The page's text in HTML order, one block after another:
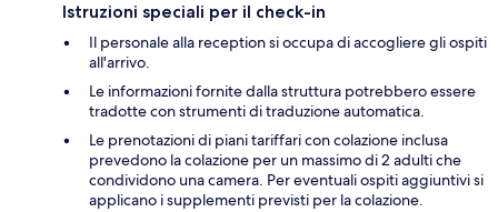
Istruzioni speciali per il check-in
Il personale alla reception si occupa di accogliere gli ospiti
all'arrivo.
Le informazioni fornite dalla struttura potrebbero essere
tradotte con strumenti di traduzione automatica.
Le prenotazioni di piani tariffari con colazione inclusa
prevedono la colazione per un massimo di 2 adulti che
condividono una camera. Per eventuali ospiti aggiuntivi si
applicano i supplementi previsti per la colazione.